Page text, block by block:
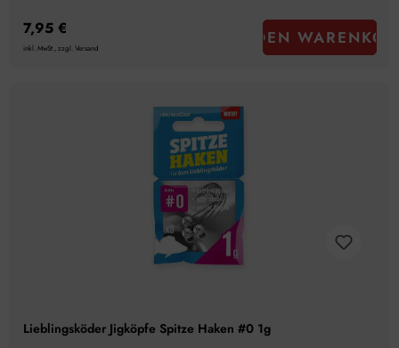
7,95 €
inkl. MwSt., zzgl. Versand IN DEN
Lieblingsköder Jigköpfe Spitze Haken #0 1g